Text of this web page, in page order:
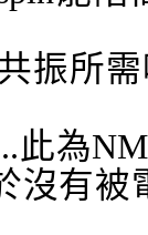
振所
此為
沒有被